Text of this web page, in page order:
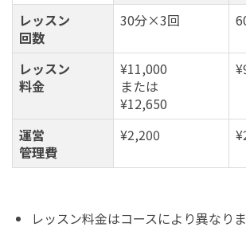
レッスン
回数
30分×3回
レッスン
料金
¥11,000
または
¥12,650
運営
管理費
¥2,200
レッスン料金はコースにより異なりま